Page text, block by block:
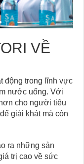
VỀ
động trong lĩnh vực
nước uống. Với
cho người tiêu
giải khát mà còn
ra những sản
trị cao về sức